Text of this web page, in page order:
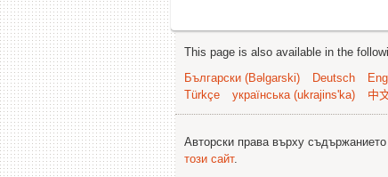
This page is also available in the
Български (Bəlgarski)
Deutsch
Türkçe
українська (ukrajins'ka) 中
Авторски права върху
този сайт.